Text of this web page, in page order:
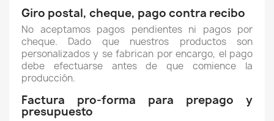
Giro postal, cheque, pago contra recibo
No aceptamos pagos pendientes ni pagos por
cheque. Dado que nuestros productos son
personalizados y se fabrican por encargo, el pago
debe efectuarse antes de que comience la
producción.
Factura pro-forma para prepago y
presupuesto